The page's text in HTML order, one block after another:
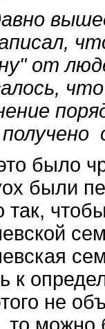
от
было
были
так,
к
не